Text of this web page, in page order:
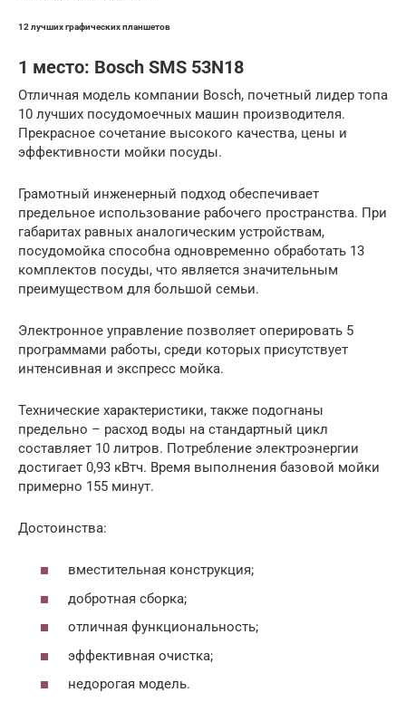
12 лучших графических планшетов
1 место: Bosch SMS 53N18
Отличная модель компании Bosch, почетный лидер топа
10 лучших посудомоечных машин производителя.
Прекрасное сочетание высокого качества, цены и
эффективности мойки посуды.
Грамотный инженерный подход обеспечивает
предельное использование рабочего пространства. При
габаритах равных аналогическим устройствам,
посудомойка способна одновременно обработать 13
комплектов посуды, что является значительным
преимуществом для большой семьи.
Электронное управление позволяет оперировать 5
программами работы, среди которых присутствует
интенсивная и экспресс мойка.
Технические характеристики, также подогнаны
предельно – расход воды на стандартный цикл
составляет 10 литров. Потребление электроэнергии
достигает 0,93 кВтч. Время выполнения базовой мойки
примерно 155 минут.
Достоинства:
вместительная конструкция;
добротная сборка;
отличная функциональность;
эффективная очистка;
недорогая модель.